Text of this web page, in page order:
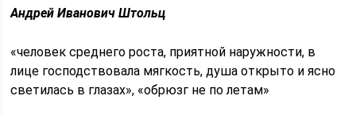
Андрей Иванович Штольц
«человек среднего роста, приятной наружности, в
лице господствовала мягкость, душа открыто и ясно
светилась в глазах», «обрюзг не по летам»